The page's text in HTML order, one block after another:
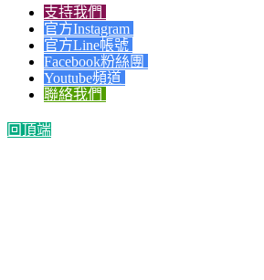
支持我們
官方Instagram
官方Line帳號
Facebook粉絲團
Youtube頻道
聯絡我們
回頂端